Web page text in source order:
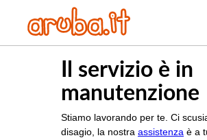
Il servizio è in
manutenzione
Stiamo lavorando per te. Ci
disagio, la nostra assistenza è a